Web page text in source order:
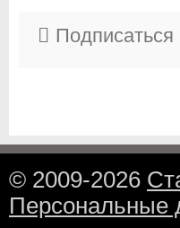
Подписаться
© 2009-2026
Персональные